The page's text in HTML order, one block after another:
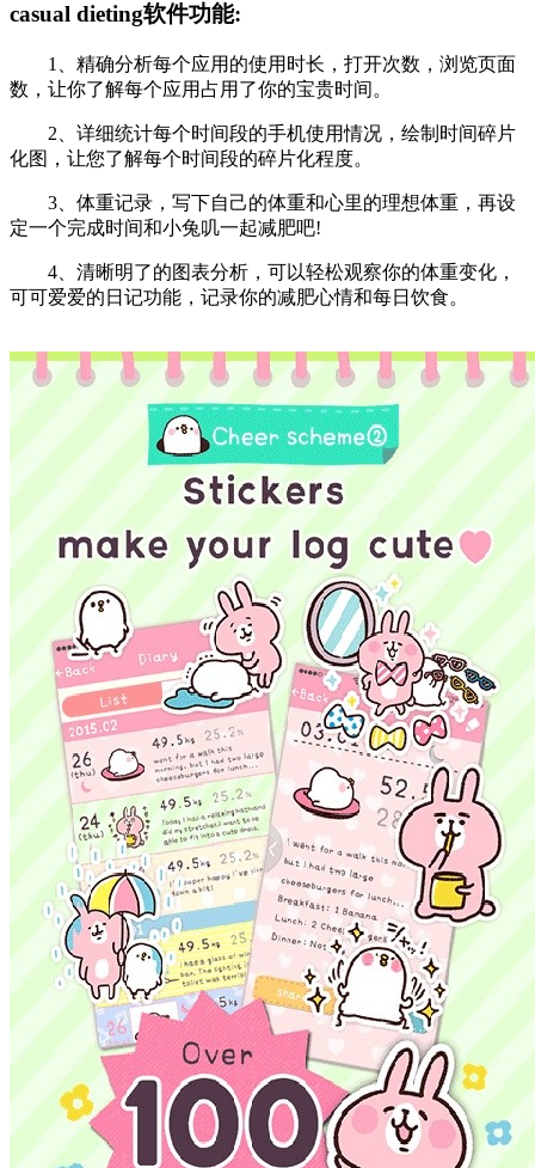
casual dieting软件功能:
1、精确分析每个应用的使用时长，打开次数，浏览页面
数，让你了解每个应用占用了你的宝贵时间。
2、详细统计每个时间段的手机使用情况，绘制时间碎片
化图，让您了解每个时间段的碎片化程度。
3、体重记录，写下自己的体重和心里的理想体重，再设
定一个完成时间和小兔叽一起减肥吧!
4、清晰明了的图表分析，可以轻松观察你的体重变化，
可可爱爱的日记功能，记录你的减肥心情和每日饮食。